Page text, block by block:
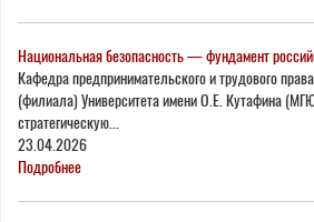
Национальная безопасность — фундамент
Кафедра предпринимательского и трудового
(филиала) Университета имени О.Е. Кутафина
стратегическую...
23.04.2026
Подробнее